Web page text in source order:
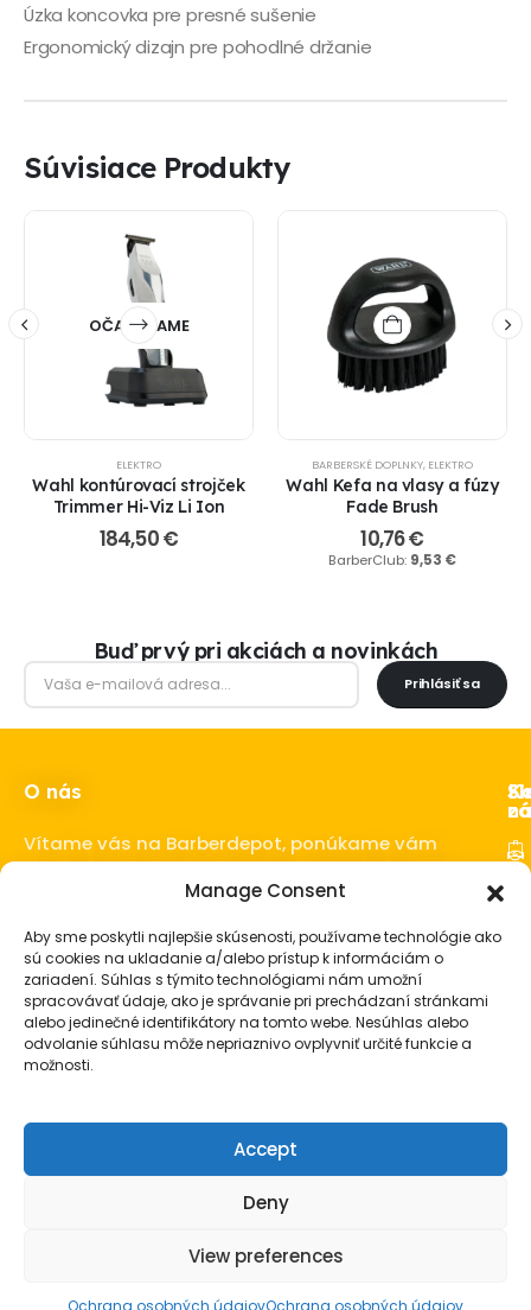
Manage Consent
Aby sme poskytli najlepšie skúsenosti, používame technológie ako
sú cookies na ukladanie a/alebo prístup k informáciám o
zariadení. Súhlas s týmito technológiami nám umožní
spracovávať údaje, ako je správanie pri prechádzaní stránkami
alebo jedinečné identifikátory na tomto webe. Nesúhlas alebo
odvolanie súhlasu môže nepriaznivo ovplyvniť určité funkcie a
možnosti.
Accept
Deny
View preferences
Ochrana osobných údajovOchrana osobných údajov
Úzka koncovka pre presné sušenie
Ergonomický dizajn pre pohodlné držanie
Súvisiace Produkty
OČAKÁVAME
ELEKTRO
Wahl kontúrovací strojček
Trimmer Hi-Viz Li Ion
184,50€
BARBERSKÉ DOPLNKY, ELEKTRO
Wahl Kefa na vlasy a fúzy
Fade Brush
10,76€
BarberClub: 9,53 €
Buď prvý pri akciách a novinkách
Prihlásiť sa
O nás
Vítame vás na Barberdepot, ponúkame vám
© Barberdepot.sk. Všetky práva vyhradené